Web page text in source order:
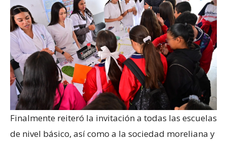
Finalmente reiteró la invitación a todas las escuelas
de nivel básico, así como a la sociedad moreliana y